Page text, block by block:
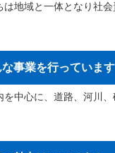
は地域と一体となり社
な事業を行っています
を中心に、道路、河川